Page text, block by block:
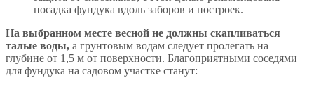
посадка фундука вдоль заборов и построек.
На выбранном месте весной не должны скапливаться
талые воды, а грунтовым водам следует пролегать на
глубине от 1,5 м от поверхности. Благоприятными соседями
для фундука на садовом участке станут: